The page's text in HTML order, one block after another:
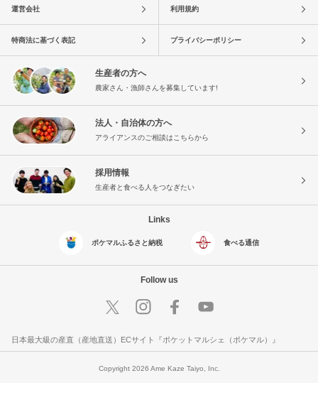
運営会社 利用規約
特商法に基づく表記 プライバシーポリシー
生産者の方へ
農家さん・漁師さんを募集しています!
法人・自治体の方へ
アライアンスのご相談はこちらから
採用情報
生産者と食べる人をつなぎたい
Links
ポケマルふるさと納税 食べる通信
Follow us
日本最大級の産直（産地直送）ECサイト『ポケットマルシェ（ポケマル）』
Copyright 2026 Ame Kaze Taiyo, Inc.